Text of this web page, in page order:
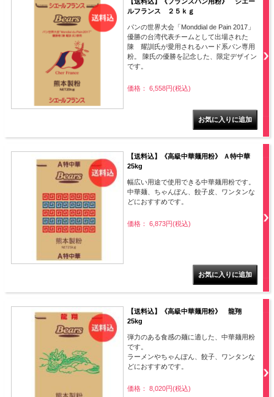
ルフランス ２５ｋｇ
パンの世界大会「Monddial de Pain 2017」
優勝の台湾代表チームとして出場された
陳 耀訓氏が愛用されるハード系パン専用
粉。 陳氏の優勝を記念した、限定デザイン
です。
価格： 6,558円(税込)
【送料込】《高級中華麺用粉》 Ａ特中華
25kg
幅広い用途で使用できる中華麺用粉です。
中華麺、ちゃんぽん、餃子皮、ワンタンな
どにおすすめです。
価格： 6,873円(税込)
【送料込】《高級中華麺用粉》 龍翔
25kg
弾力のある食感の麺に適した、中華麺用粉
です。
ラーメンやちゃんぽん、餃子、ワンタンな
どにおすすめです。
価格： 8,020円(税込)